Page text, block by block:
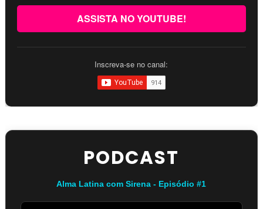
ASSISTA NO YOUTUBE!
Inscreva-se no canal:
PODCAST
Alma Latina com Sirena - Episódio #1